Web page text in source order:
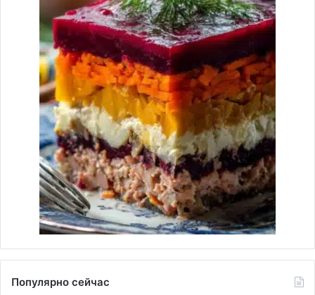
Популярно сейчас